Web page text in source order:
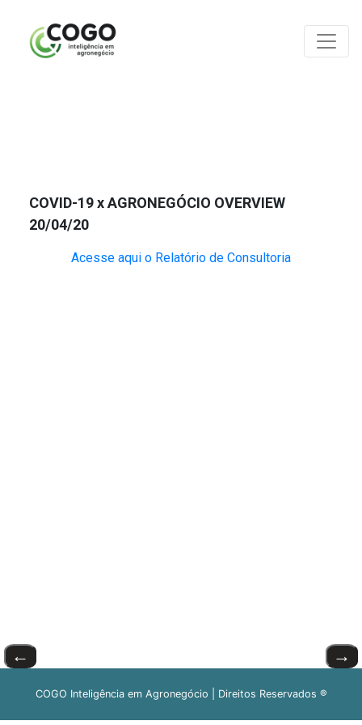
COVID-19 x AGRONEGÓCIO OVERVIEW
20/04/20
Acesse aqui o Relatório de Consultoria
← →
COGO Inteligência em Agronegócio | Direitos Reservados ®